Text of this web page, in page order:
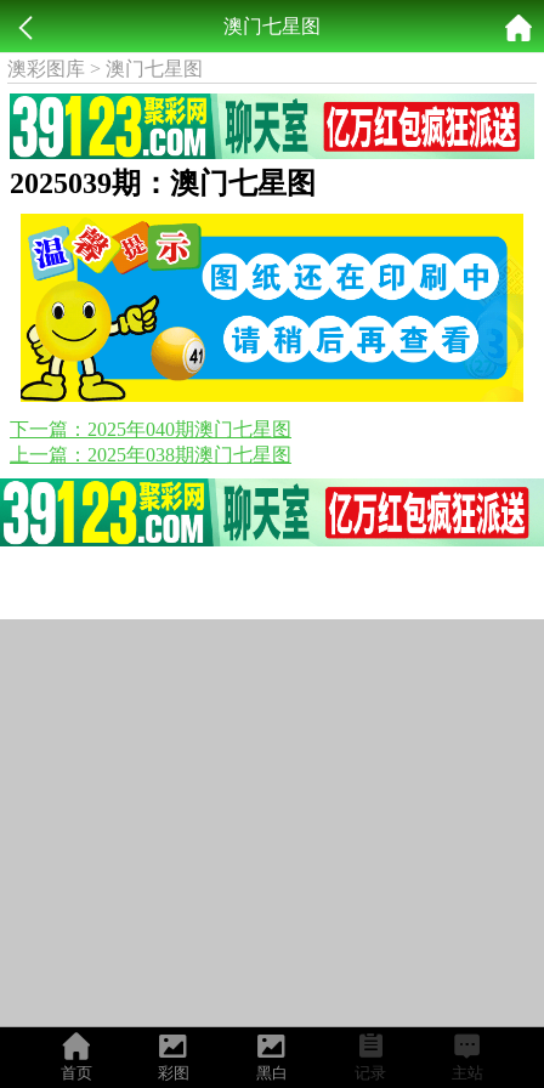
首页 彩图 黑白 记录 主站
澳门七星图
澳彩图库 >澳门七星图
2025039期：澳门七星图
下一篇：2025年040期澳门七星图
上一篇：2025年038期澳门七星图